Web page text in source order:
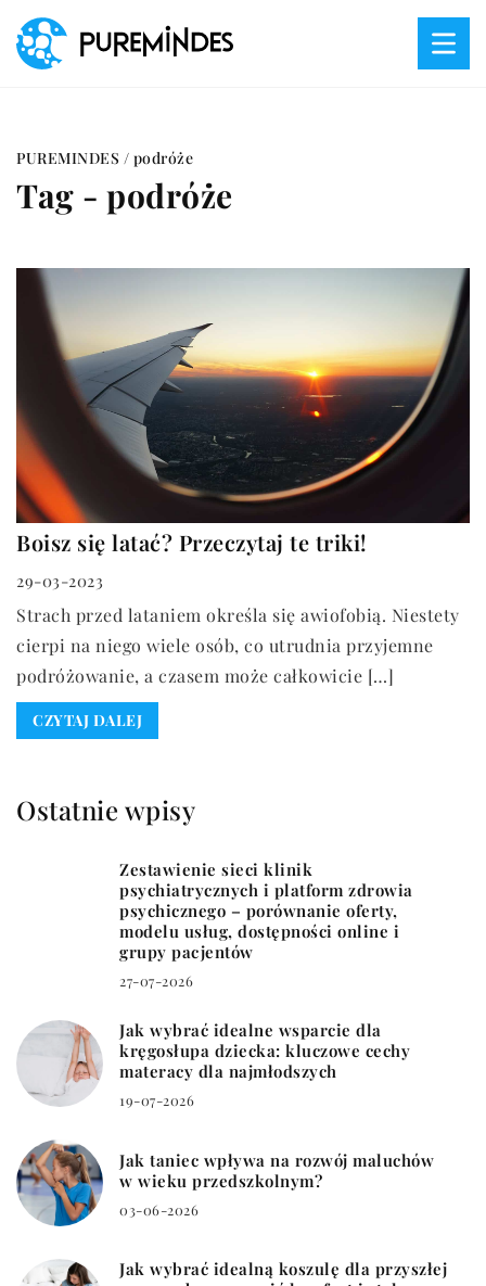
PUREMINDES / podróże
Tag - podróże
Boisz się latać? Przeczytaj te triki!
29-03-2023
Strach przed lataniem określa się awiofobią. Niestety
cierpi na niego wiele osób, co utrudnia przyjemne
podróżowanie, a czasem może całkowicie […]
CZYTAJ DALEJ
Ostatnie wpisy
Zestawienie sieci klinik
psychiatrycznych i platform zdrowia
psychicznego – porównanie oferty,
modelu usług, dostępności online i
grupy pacjentów
27-07-2026
Jak wybrać idealne wsparcie dla
kręgosłupa dziecka: kluczowe cechy
materacy dla najmłodszych
19-07-2026
Jak taniec wpływa na rozwój maluchów
w wieku przedszkolnym?
03-06-2026
Jak wybrać idealną koszulę dla przyszłej